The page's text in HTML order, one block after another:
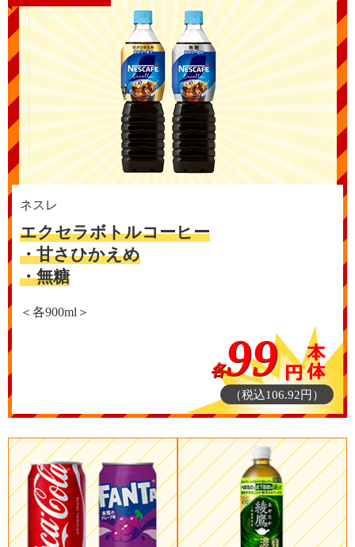
ネスレ
エクセラボトルコーヒー
・甘さひかえめ
・無糖
＜各900ml＞
各99
（税込106.92円）